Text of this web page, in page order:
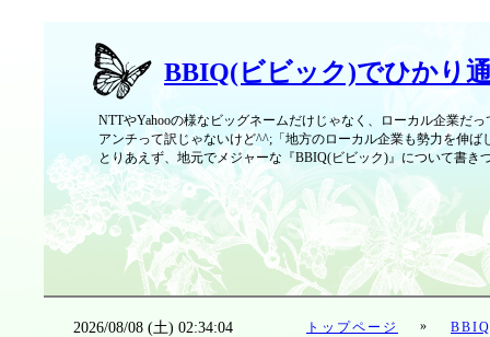
トップページ »
2026/08/08 (土) 02:34:04
BBIQ(ビビック)でひかり
NTTやYahooの様なビッグネームだけじゃなく、ローカル企業だ
アンチって訳じゃないけど^^;「地方のローカル企業も勢力を伸
とりあえず、地元でメジャーな『BBIQ(ビビック)』について書き